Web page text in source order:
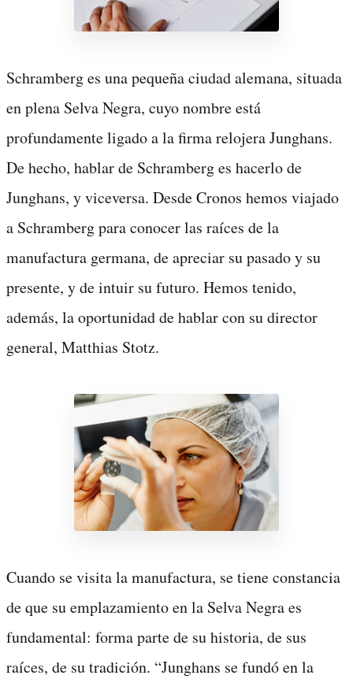
Schramberg es una pequeña ciudad alemana, situada
en plena Selva Negra, cuyo nombre está
profundamente ligado a la firma relojera Junghans.
De hecho, hablar de Schramberg es hacerlo de
Junghans, y viceversa. Desde Cronos hemos viajado
a Schramberg para conocer las raíces de la
manufactura germana, de apreciar su pasado y su
presente, y de intuir su futuro. Hemos tenido,
además, la oportunidad de hablar con su director
general, Matthias Stotz.
Cuando se visita la manufactura, se tiene constancia
de que su emplazamiento en la Selva Negra es
fundamental: forma parte de su historia, de sus
raíces, de su tradición. “Junghans se fundó en la